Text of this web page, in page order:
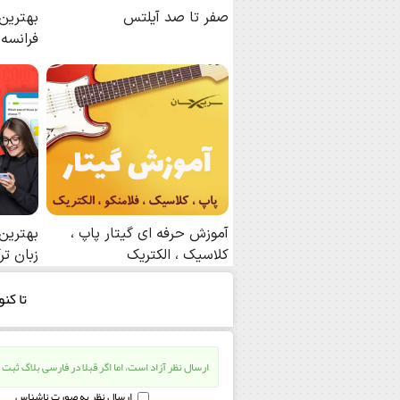
تا
ارسال نظر آزاد است، اما اگر قبلا در فارسی بلاگ